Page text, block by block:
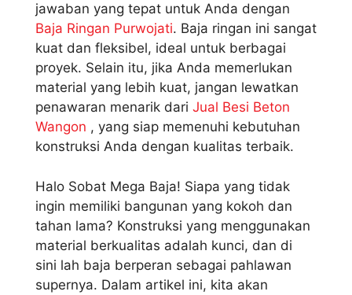
jawaban yang tepat untuk Anda dengan
Baja Ringan Purwojati. Baja ringan ini sangat
kuat dan fleksibel, ideal untuk berbagai
proyek. Selain itu, jika Anda memerlukan
material yang lebih kuat, jangan lewatkan
penawaran menarik dari Jual Besi Beton
Wangon , yang siap memenuhi kebutuhan
konstruksi Anda dengan kualitas terbaik.
Halo Sobat Mega Baja! Siapa yang tidak
ingin memiliki bangunan yang kokoh dan
tahan lama? Konstruksi yang menggunakan
material berkualitas adalah kunci, dan di
sini lah baja berperan sebagai pahlawan
supernya. Dalam artikel ini, kita akan